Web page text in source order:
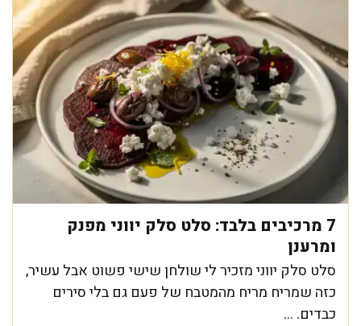
7 מרכיבים בלבד: סלט סלק יווני מפנק
ומרענן
סלט סלק יווני מזכיר לי שולחן שישי פשוט אבל עשיר,
כזה שמריח מריח מהמטבח של פעם גם בלי סירים
כבדים. ...